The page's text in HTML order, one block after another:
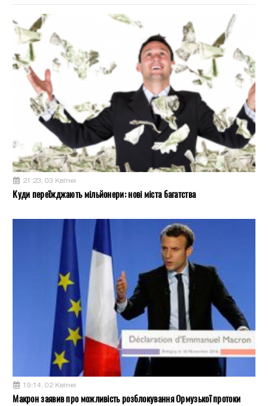
21:23, 03 Квітня
Куди переїжджають мільйонери: нові міста багатства
19:14, 02 Квітня
Макрон заявив про можливість розблокування Ормузької протоки